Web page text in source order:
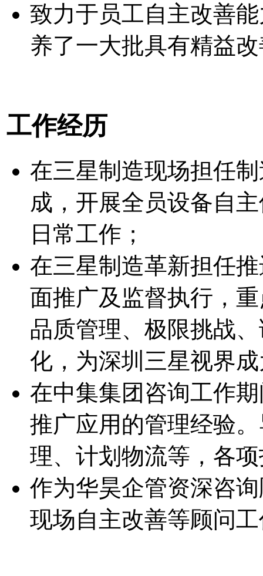
致力于员工自主改善
养了一大批具有精益
工作经历
在三星制造现场担任
成，开展全员设备自
日常工作；
在三星制造革新担任
面推广及监督执行，
品质管理、极限挑战
化，为深圳三星视界
在中集集团咨询工作
推广应用的管理经验
理、计划物流等，各
作为华昊企管资深咨
现场自主改善等顾问